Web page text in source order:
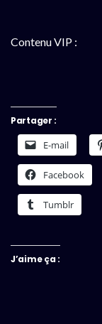
Contenu VIP :
Partager :
E-mail
Facebook
Tumblr
J’aime ça :